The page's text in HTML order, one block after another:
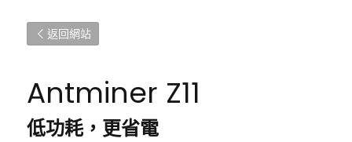
返回網站
Antminer Z11
低功耗，更省電